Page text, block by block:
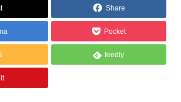
Share
Pocket
feedly